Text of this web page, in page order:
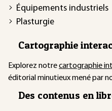
Équipements industriels
Plasturgie
Cartographie
Explorez notrecartographie
éditorial minutieux mené par
Des contenus en